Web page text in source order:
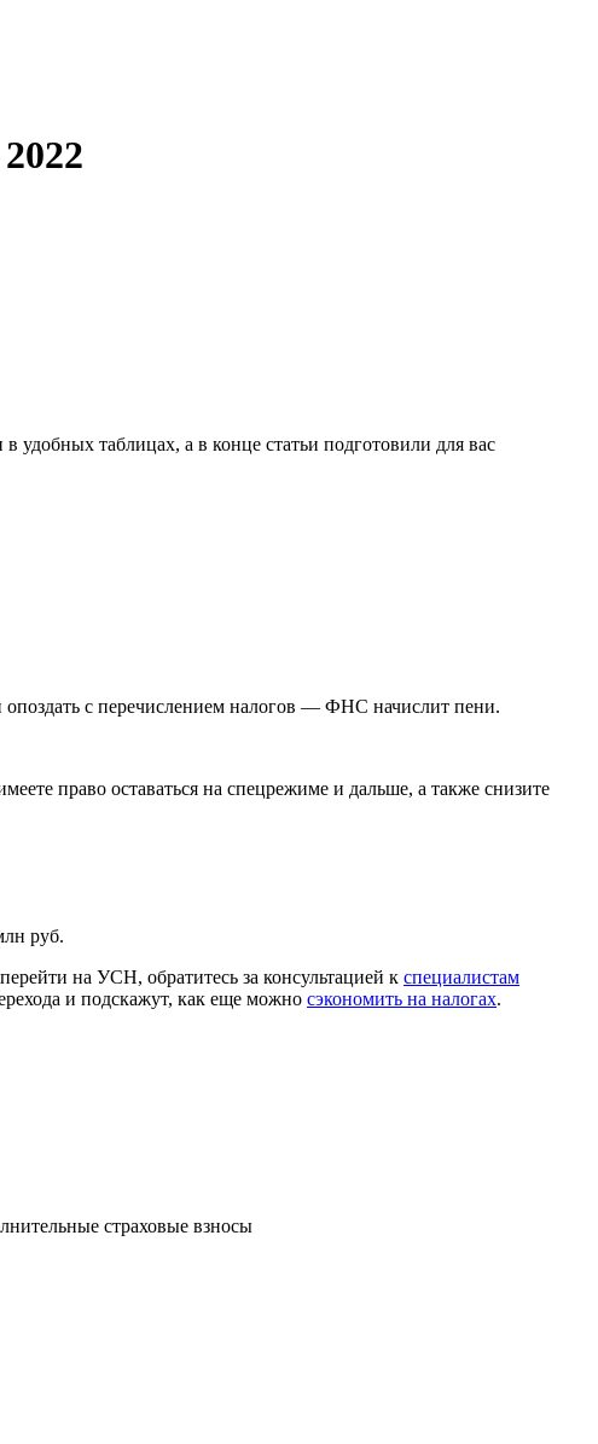
таблицах, а в конце статьи подготовили для вас
опоздать с перечислением налогов — ФНС начислит пени.
право оставаться на спецрежиме и дальше, а также снизите
руб.
на УСН, обратитесь за консультацией к специалистам
и подскажут, как еще можно сэкономить на налогах.
страховые взносы